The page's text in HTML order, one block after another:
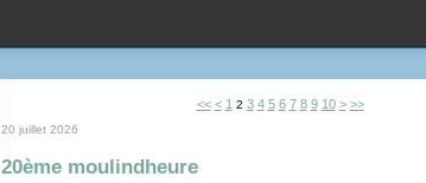
<< < 1 2 3 4 5 6 7 8 9 10 20
30
40
50
60
70
80
90
100
200
300
400
> >>
20 juillet 2026
20ème moulindheure